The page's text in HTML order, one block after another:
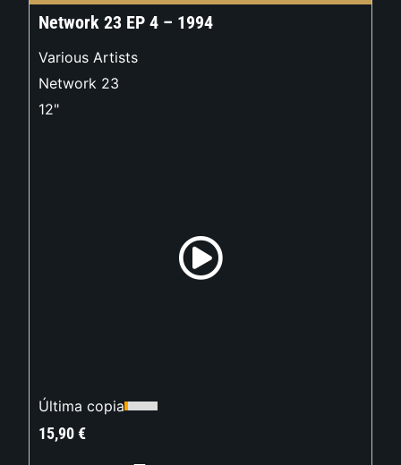
Network 23 EP 4 – 1994
Various Artists
Network 23
12"
Última copia
15,90€